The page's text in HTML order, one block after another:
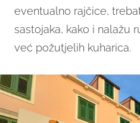
eventualno rajčice,
sastojaka, kako i nalažu
već požutjelih kuharica.